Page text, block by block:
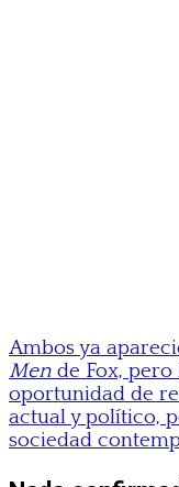
Ambos ya
Men de Fox,
oportunidad de
actual y político,
sociedad